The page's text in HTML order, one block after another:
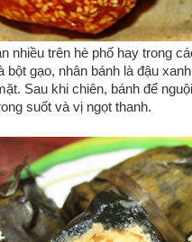
nhiều trên hè phố hay trong
bột gạo, nhân bánh là đậu
Sau khi chiên, bánh để
suốt và vị ngọt thanh.